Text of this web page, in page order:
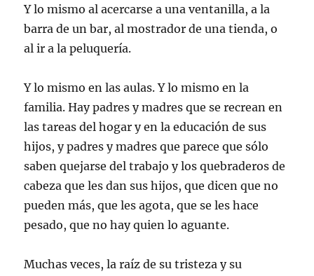
Y lo mismo al acercarse a una ventanilla, a la
barra de un bar, al mostrador de una tienda, o
al ir a la peluquería.
Y lo mismo en las aulas. Y lo mismo en la
familia. Hay padres y madres que se recrean en
las tareas del hogar y en la educación de sus
hijos, y padres y madres que parece que sólo
saben quejarse del trabajo y los quebraderos de
cabeza que les dan sus hijos, que dicen que no
pueden más, que les agota, que se les hace
pesado, que no hay quien lo aguante.
Muchas veces, la raíz de su tristeza y su